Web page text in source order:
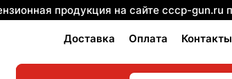
продукция на сайте cccp-
Доставка Оплата Контакты